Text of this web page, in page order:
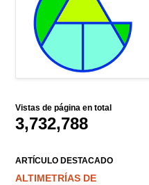
Vistas de página en total
3,732,788
ARTÍCULO DESTACADO
ALTIMETRÍAS DE